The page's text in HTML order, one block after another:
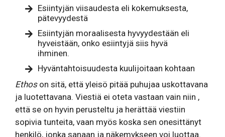
Esiintyjän viisaudesta eli kokemuksesta,
pätevyydestä
Esiintyjän moraalisesta hyvyydestään eli
hyveistään, onko esiintyjä siis hyvä
ihminen.
Hyväntahtoisuudesta kuulijoitaan kohtaan
Ethoson sitä, että yleisö pitää puhujaa uskottavana
ja luotettavana. Viestiä ei oteta vastaan vain niin ,
että se on hyvin perusteltu ja herättää viestiin
sopivia tunteita, vaan myös koska sen onesittänyt
henkilö, jonka sanaan ja näkemykseen voi luottaa.